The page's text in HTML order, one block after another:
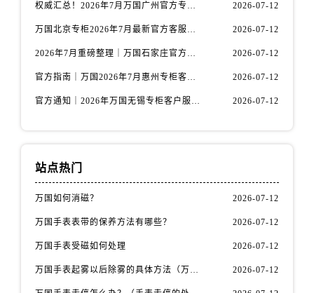
江苏省常州市新北区龙锦路1590号现代传媒中心5号楼10层1008室万国售后服务中心（需提前预约）
江苏省泰州市海陵区永定东路399号置地商务中心东塔（华润万象城）17层1706室万国售后服务中心（需提前预约）
江苏省徐州市鼓楼区淮海东路29号苏宁广场IFC国际金融中心35层3508室万国售后服务中心（需提前预约）
权威汇总！2026年7月万国广州官方专柜客户服务电话及门店名录 2026-07-12
万国北京专柜2026年7月最新官方客服热线｜门店信息及服务攻略发布 2026-07-12
2026年7月重磅整理｜万国石家庄官方专柜服务电话&客户服务中心公告 2026-07-12
官方指南｜万国2026年7月惠州专柜客户服务热线与门店信息全攻略 2026-07-12
官方通知｜2026年万国无锡专柜客户服务热线全新升级（附7月最新专柜信息汇总） 2026-07-12
站点热门
万国如何消磁？ 2026-07-12
万国手表表带的保养方法有哪些？ 2026-07-12
万国手表受磁如何处理 2026-07-12
万国手表起雾以后除雾的具体方法（万国手表起雾解决办法） 2026-07-12